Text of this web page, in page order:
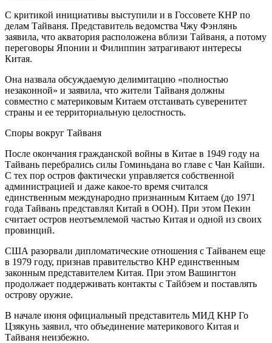
С критикой инициативы выступили и в Госсовете КНР по
делам Тайваня. Представитель ведомства Чжу Фэнлянь
заявила, что акватория расположена вблизи Тайваня, а потому
переговоры Японии и Филиппин затрагивают интересы
Китая.
Она назвала обсуждаемую делимитацию «полностью
незаконной» и заявила, что жители Тайваня должны
совместно с материковым Китаем отстаивать суверенитет
страны и ее территориальную целостность.
Споры вокруг Тайваня
После окончания гражданской войны в Китае в 1949 году на
Тайвань перебрались силы Гоминьдана во главе с Чан Кайши.
С тех пор остров фактически управляется собственной
администрацией и даже какое-то время считался
единственным международно признанным Китаем (до 1971
года Тайвань представлял Китай в ООН). При этом Пекин
считает остров неотъемлемой частью Китая и одной из своих
провинций.
США разорвали дипломатические отношения с Тайванем еще
в 1979 году, признав правительство КНР единственным
законным представителем Китая. При этом Вашингтон
продолжает поддерживать контакты с Тайбэем и поставлять
острову оружие.
В начале июня официальный представитель МИД КНР Го
Цзякунь заявил, что объединение материкового Китая и
Тайваня неизбежно.